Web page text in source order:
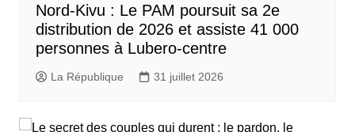
Nord-Kivu : Le PAM poursuit sa 2e
distribution de 2026 et assiste 41 000
personnes à Lubero-centre
La République 31 juillet 2026